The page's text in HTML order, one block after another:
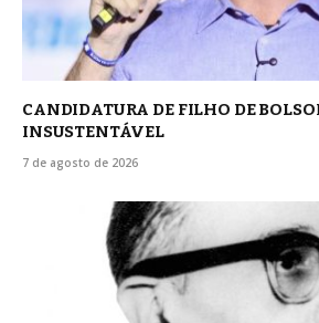
CANDIDATURA DE FILHO DE
INSUSTENTÁVEL
7 de agosto de 2026